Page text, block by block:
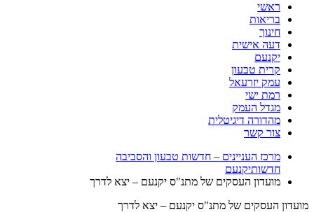
ראשי
בריאות
חינוך
דעה אישית
יקנעם
קרית טבעון
עמק יזרעאל
רמת ישי
מגדל העמק
מהדורה דיגיטלית
צור קשר
מרכז העניינים – חדשות טבעון והסביבה
חדשותיקנעם
מועדון העסקים של מתנ"ס יקנעם – יצא לדרך
מועדון העסקים של מתנ"ס יקנעם – יצא לדרך